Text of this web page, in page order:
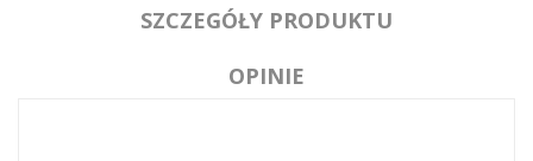
SZCZEGÓŁY PRODUKTU
OPINIE